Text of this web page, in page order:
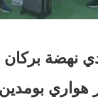
هواري